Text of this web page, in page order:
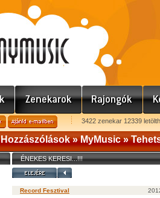
3422 zenekar 12339
Hozzászólások »MyMusic»
ÉNEKES KERESI...!!!
Record Fesztival